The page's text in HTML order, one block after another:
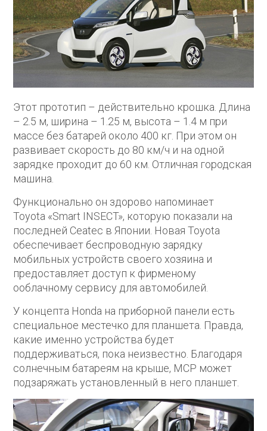
Этот прототип – действительно крошка. Длина
– 2.5 м, ширина – 1.25 м, высота – 1.4 м при
массе без батарей около 400 кг. При этом он
развивает скорость до 80 км/ч и на одной
зарядке проходит до 60 км. Отличная городская
машина.
Функционально он здорово напоминает
Toyota «Smart INSECT», которую показали на
последней Ceatec в Японии. Новая Toyota
обеспечивает беспроводную зарядку
мобильных устройств своего хозяина и
предоставляет доступ к фирменому
ооблачному сервису для автомобилей.
У концепта Honda на приборной панели есть
специальное местечко для планшета. Правда,
какие именно устройства будет
поддерживаться, пока неизвестно. Благодаря
солнечным батареям на крыше, MCP может
подзаряжать установленный в него планшет.